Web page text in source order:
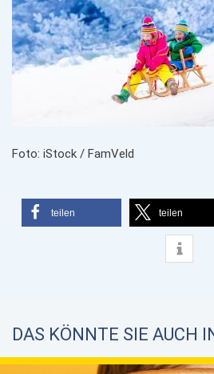
Foto: iStock / FamVeld
teilen teilen
DAS KÖNNTE SIE AUCH